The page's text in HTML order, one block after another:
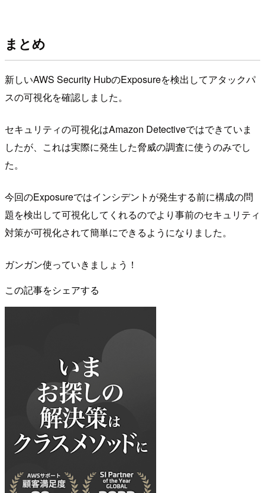
まとめ
新しいAWS Security HubのExposureを検出してアタックパ
スの可視化を確認しました。
セキュリティの可視化はAmazon Detectiveではできていま
したが、これは実際に発生した脅威の調査に使うのみでし
た。
今回のExposureではインシデントが発生する前に構成の問
題を検出して可視化してくれるのでより事前のセキュリティ
対策が可視化されて簡単にできるようになりました。
ガンガン使っていきましょう！
この記事をシェアする